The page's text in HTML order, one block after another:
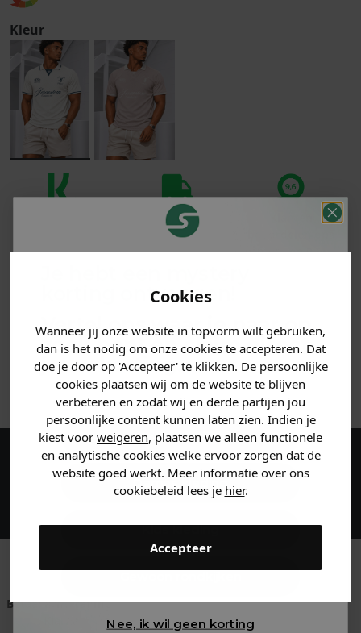
Cookies
Wanneer jij onze website in topvorm wilt gebruiken,
dan is het nodig om onze cookies te accepteren. Dat
doe je door op 'Accepteer' te klikken. De persoonlijke
cookies plaatsen wij om de website te blijven
verbeteren en zodat wij en derde partijen jou
persoonlijke content kunnen laten zien. Indien je
kiest voor weigeren, plaatsen we alleen functionele
en analytische cookies welke ervoor zorgen dat de
website goed werkt. Meer informatie over ons
cookiebeleid lees je hier.
Accepteer
Kleur
Voor 23:59 besteld
is morgen in huis!*
met een 9,6!
PRODUCTINFORMATIE
MATERIAAL & WASVOORSCHRIFT
ANDERE BESTELDEN OOK
Maak een account aan en ontvang 5%
korting op je eerste bestelling!
Betaal achteraf met
Voor 23:59 besteld
is morgen in huis!*
Klanten beoordelen
ons met een 9,6!
korting ontvangen!
Vertel ons waar je naar op
zoek bent en claim direct
jouwkorting.
Heren kleding
Dames kleding
Kids kleding
Nee, ik wil geen korting